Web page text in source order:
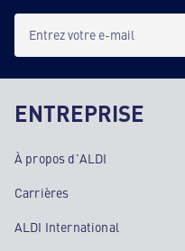
Entrez votre e-mail
ENTREPRISE
À propos d'ALDI
Carrières
ALDI International